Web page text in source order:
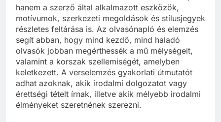
hanem a szerző által alkalmazott eszközök,
motívumok, szerkezeti megoldások és stílusjegyek
részletes feltárása is. Az olvasónapló és elemzés
segít abban, hogy mind kezdő, mind haladó
olvasók jobban megérthessék a mű mélységeit,
valamint a korszak szellemiségét, amelyben
keletkezett. A verselemzés gyakorlati útmutatót
adhat azoknak, akik irodalmi dolgozatot vagy
érettségi tételt írnak, illetve akik mélyebb irodalmi
élményeket szeretnének szerezni.